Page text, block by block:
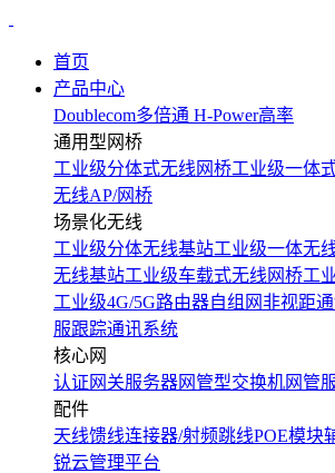
首页
产品中心
Doublecom多倍通 H-Power高率
通用型网桥
工业级分体式无线网桥工业级一体
无线AP/网桥
场景化无线
工业级分体无线基站工业级一体无
无线基站工业级车载式无线网桥工
工业级4G/5G路由器自组网非视距
服跟踪通讯系统
核心网
认证网关服务器网管型交换机网管
配件
天线馈线连接器/射频跳线POE模块
锐云管理平台